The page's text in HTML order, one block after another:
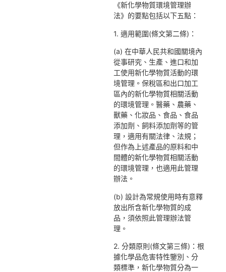
《新化學物質環境管理辦
法》的要點包括以下五點：
1. 適用範圍(條文第二條)：
(a) 在中華人民共和國關境內
從事研究、生產、進口和加
工使用新化學物質活動的環
境管理。保稅區和出口加工
區內的新化學物質相關活動
的環境管理。醫藥、農藥、
獸藥、化妝品、食品、食品
添加劑、飼料添加劑等的管
理，適用有關法律、法規；
但作為上述產品的原料和中
間體的新化學物質相關活動
的環境管理，也適用此管理
辦法。
(b) 設計為常規使用時有意釋
放出所含新化學物質的成
品，須依照此管理辦法管
理。
2. 分類原則(條文第三條)：根
據化學品危害特性鑒別、分
類標準，新化學物質分為一